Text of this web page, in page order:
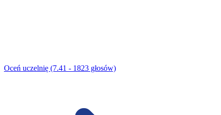
Oceń uczelnię (7.41 - 1823 głosów)